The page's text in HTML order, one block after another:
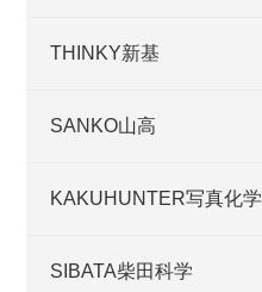
THINKY新基
SANKO山高
KAKUHUNTER写真化学
SIBATA柴田科学